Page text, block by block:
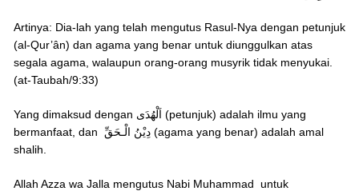
Artinya: Dia-lah yang telah mengutus Rasul-Nya dengan petunjuk
(al-Qur’ân) dan agama yang benar untuk diunggulkan atas
segala agama, walaupun orang-orang musyrik tidak menyukai.
(at-Taubah/9:33)
Yang dimaksud dengan اَلْهُدَى (petunjuk) adalah ilmu yang
bermanfaat, dan دِيْنُ الْـحَقِّ (agama yang benar) adalah amal
shalih.
Allah Azza wa Jalla mengutus Nabi Muhammad untuk